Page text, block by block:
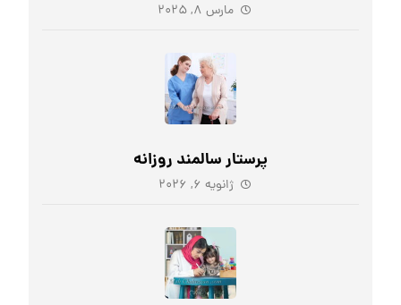
مارس ۸, ۲۰۲۵
پرستار سالمند روزانه
ژانویه ۶, ۲۰۲۶